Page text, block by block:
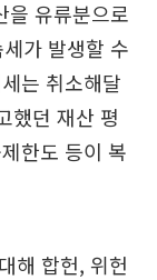
을 유류분으로
가 발생할 수
는 취소해달
했던 재산 평
한도 등이 복
해 합헌, 위헌